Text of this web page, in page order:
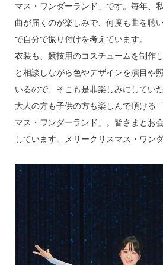
マス・ワンダーランド」です。毎年、
曲が届くのが楽しみで、何度も曲を聴
で自分で振り付けを考えています。
衣装も、競技用のコスチュームを制作
と相談しながら色やデザインを演目や
いるので、そこも是非楽しみにしてい
大人の方も子供の方も楽しんで頂ける
マス・ワンダーランド」。皆さまとお
しています。メリークリスマス・ワン